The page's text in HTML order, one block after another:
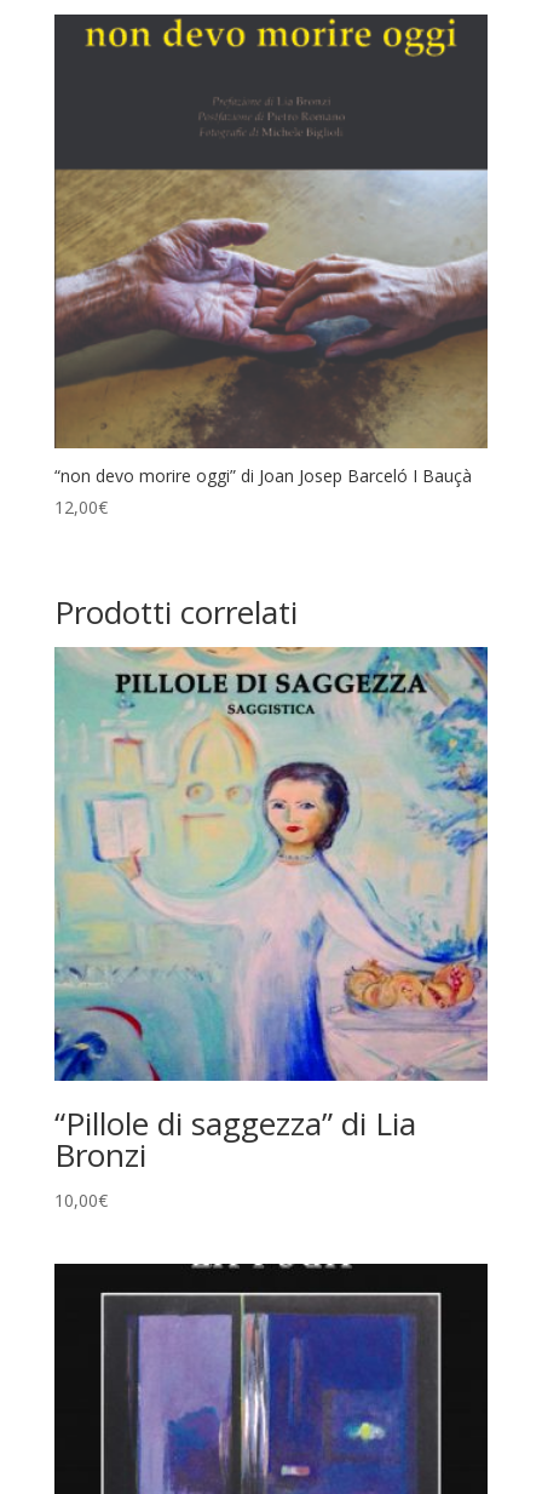
“non devo morire oggi” di Joan Josep Barceló I Bauçà
12,00€
Prodotti correlati
“Pillole di saggezza” di Lia
Bronzi
10,00€